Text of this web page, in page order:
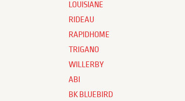
LOUISIANE
RIDEAU
RAPIDHOME
TRIGANO
WILLERBY
ABI
BK BLUEBIRD